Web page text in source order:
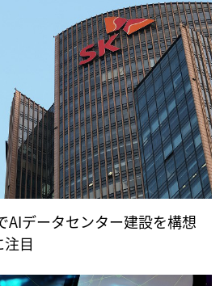
AIデータセンター建設を構想
目